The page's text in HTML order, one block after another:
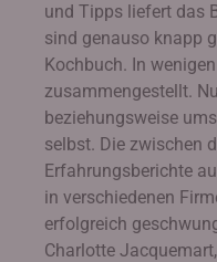
und Tipps liefert das
sind genauso knapp
Kochbuch. In
zusammengestellt.
beziehungsweise
selbst. Die zwischen
Erfahrungsberichte
in verschiedenen
erfolgreich
Charlotte